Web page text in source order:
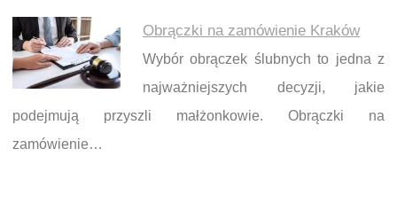
Obrączki na zamówienie Kraków
Wybór obrączek ślubnych to jedna z
najważniejszych decyzji, jakie
podejmują przyszli małżonkowie. Obrączki na
zamówienie…